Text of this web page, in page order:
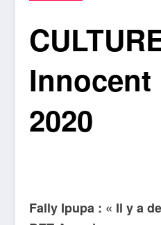
Innocent
2020
Fally Ipupa : « Il y a